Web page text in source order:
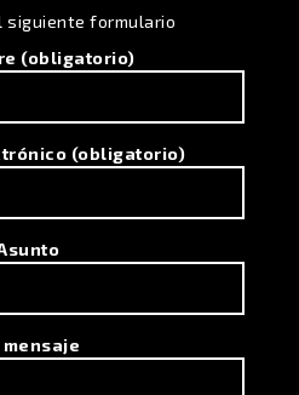
siguiente formulario
(obligatorio)
(obligatorio)
mensaje